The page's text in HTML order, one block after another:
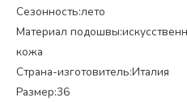
Сезонность:лето
Материал
кожа
Страна-изготовитель:Италия
Размер:36